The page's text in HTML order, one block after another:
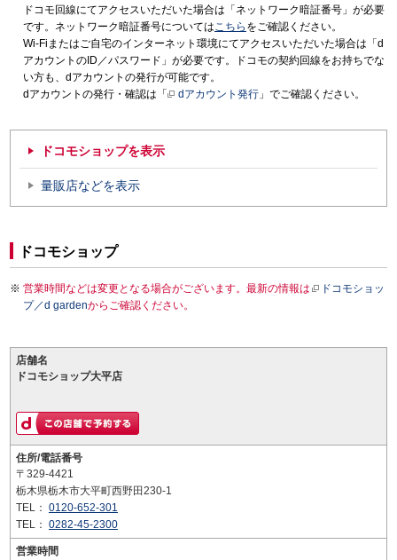
ドコモ回線にてアクセスいただいた場合は「ネットワーク暗証番号」が必要
です。ネットワーク暗証番号についてはこちら をご確認ください。
Wi-Fiまたはご自宅のインターネット環境にてアクセスいただいた場合は「d
アカウントのID／パスワード」が必要です。ドコモの契約回線をお持ちでな
い方も、dアカウントの発行が可能です。
dアカウントの発行・確認は「
dアカウント発行 」でご確認ください。
ドコモショップを表示
量販店などを表示
ドコモショップ
営業時間などは変更となる場合がございます。最新の情報は
ドコモショッ
プ／d gardenからご確認ください。
店舗名
ドコモショップ大平店
住所/電話番号
〒329-4421
栃木県栃木市大平町西野田230-1
TEL： 0120-652-301
TEL： 0282-45-2300
営業時間